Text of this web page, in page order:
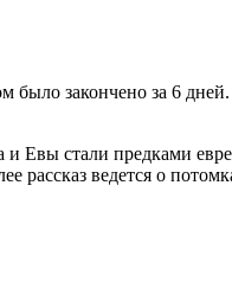
закончено за 6
стали предками
рассказ ведется о